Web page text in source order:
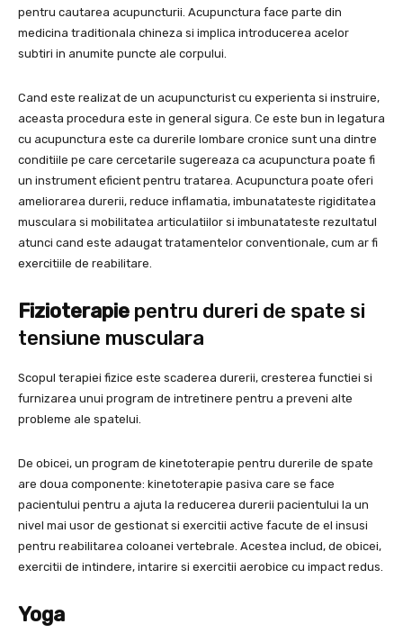
pentru cautarea acupuncturii. Acupunctura face parte din
medicina traditionala chineza si implica introducerea acelor
subtiri in anumite puncte ale corpului.
Cand este realizat de un acupuncturist cu experienta si instruire,
aceasta procedura este in general sigura. Ce este bun in legatura
cu acupunctura este ca durerile lombare cronice sunt una dintre
conditiile pe care cercetarile sugereaza ca acupunctura poate fi
un instrument eficient pentru tratarea. Acupunctura poate oferi
ameliorarea durerii, reduce inflamatia, imbunatateste rigiditatea
musculara si mobilitatea articulatiilor si imbunatateste rezultatul
atunci cand este adaugat tratamentelor conventionale, cum ar fi
exercitiile de reabilitare.
Fizioterapie pentru dureri de spate si
tensiune musculara
Scopul terapiei fizice este scaderea durerii, cresterea functiei si
furnizarea unui program de intretinere pentru a preveni alte
probleme ale spatelui.
De obicei, un program de kinetoterapie pentru durerile de spate
are doua componente: kinetoterapie pasiva care se face
pacientului pentru a ajuta la reducerea durerii pacientului la un
nivel mai usor de gestionat si exercitii active facute de el insusi
pentru reabilitarea coloanei vertebrale. Acestea includ, de obicei,
exercitii de intindere, intarire si exercitii aerobice cu impact redus.
Yoga